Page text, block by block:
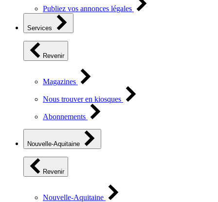
Publiez vos annonces légales
Services
Revenir
Magazines
Nous trouver en kiosques
Abonnements
Nouvelle-Aquitaine
Revenir
Nouvelle-Aquitaine